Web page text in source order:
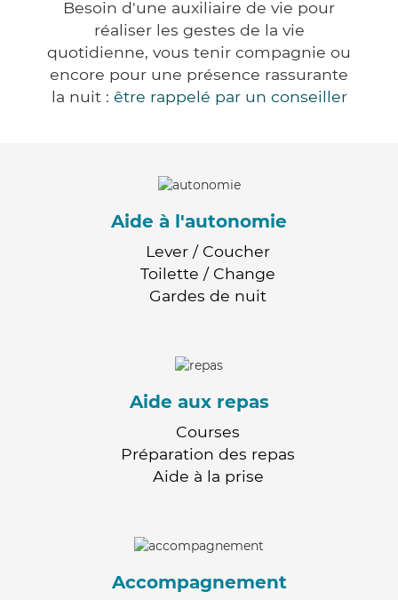
Besoin d'une auxiliaire de vie pour
réaliser les gestes de la vie
quotidienne, vous tenir compagnie ou
encore pour une présence rassurante
la nuit : être rappelé par un conseiller
Aide à l'autonomie
Lever / Coucher
Toilette / Change
Gardes de nuit
Aide aux repas
Courses
Préparation des repas
Aide à la prise
Accompagnement